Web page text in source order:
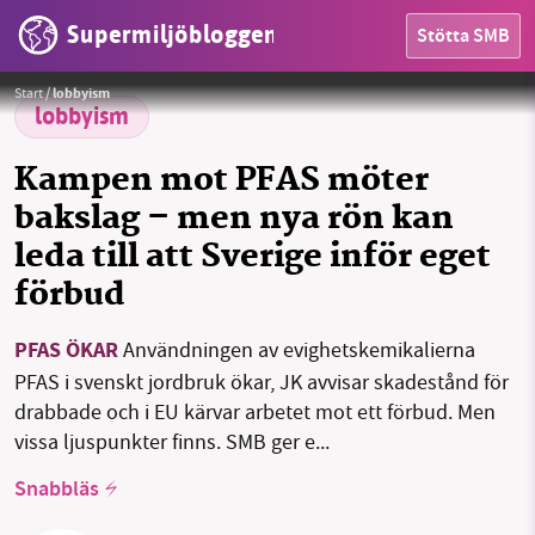
Supermiljöbloggen Stötta SMB
HEM
OMRÅDEN
MILJÖFAKTA
Start/lobbyism
lobbyism
Kampen mot PFAS möter
bakslag – men nya rön kan
leda till att Sverige inför eget
förbud
PFAS ÖKARAnvändningen av evighetskemikalierna
PFAS i svenskt jordbruk ökar, JK avvisar skadestånd för
drabbade och i EU kärvar arbetet mot ett förbud. Men
vissa ljuspunkter finns. SMB ger e...
Snabbläs
Bladmögel på potatis bekämpas med allt större mängder PFAS-haltiga kemikalier i Sverige.Foto:Henry
SMB kämpar för en hållbar framtid. Sedan
miljödebatten framåt genom
nyhetsbevakning och granskningar. Nu vill vi
utveckla vårt arbete – och vi hoppas att du
vill hjälpa oss.
Stötta vårt arbete genom att swisha en slant till